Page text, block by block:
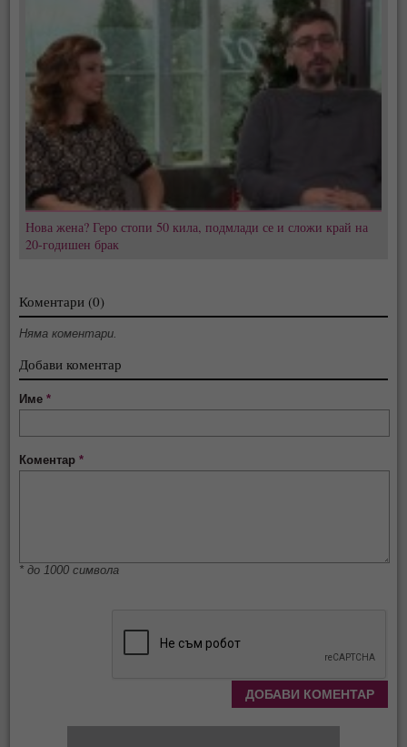
Нова жена? Геро стопи 50 кила, подмлади се и сложи край на
20-годишен брак
Коментари (0)
Няма коментари.
Добави коментар
Име*
Коментар*
* до 1000 символа